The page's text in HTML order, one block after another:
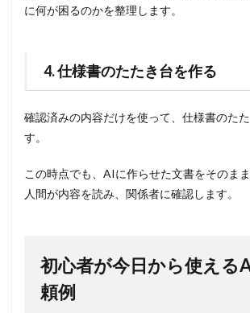
に何が困るのかを整理します。
4. 仕様書のたたき台を作る
確認済みの内容だけを使って、仕様書のた
す。
この時点でも、AIに作らせた文書をそのまま
人間が内容を読み、関係者に確認します。
初心者が今日から使える
頼例